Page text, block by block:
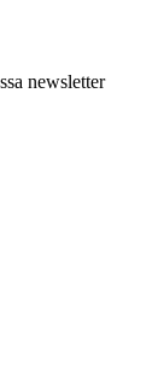
newsletter